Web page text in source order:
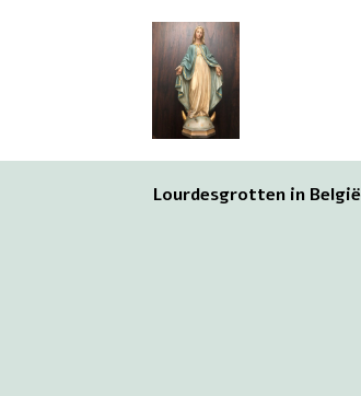
Lourdesgrotten in België